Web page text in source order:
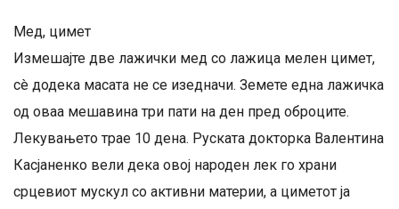
Мед, цимет
Измешајте две лажички мед со лажица мелен цимет,
сè додека масата не се изедначи. Земете една лажичка
од оваа мешавина три пати на ден пред оброците.
Лекувањето трае 10 дена. Руската докторка Валентина
Касјаненко вели дека овој народен лек го храни
срцевиот мускул со активни материи, а циметот ја